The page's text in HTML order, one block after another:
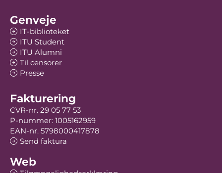
Genveje
IT-biblioteket
ITU Student
ITU Alumni
Til censorer
Presse
Fakturering
CVR-nr. 29 05 77 53
P-nummer: 1005162959
EAN-nr. 5798000417878
Send faktura
Web